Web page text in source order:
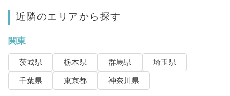
近隣のエリアから探す
関東
茨城県 栃木県 群馬県
埼玉県
千葉県
東京都 神奈川県